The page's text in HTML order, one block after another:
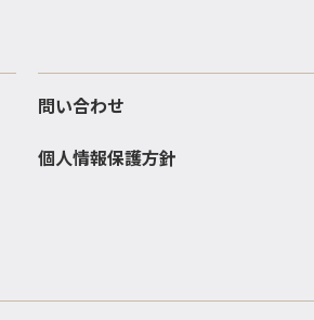
問い合わせ
個人情報保護方針